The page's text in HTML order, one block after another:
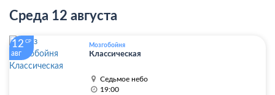
Среда 12 августа
12 СР
авг
Мозгобойня
Классическая
Седьмое небо
19:00